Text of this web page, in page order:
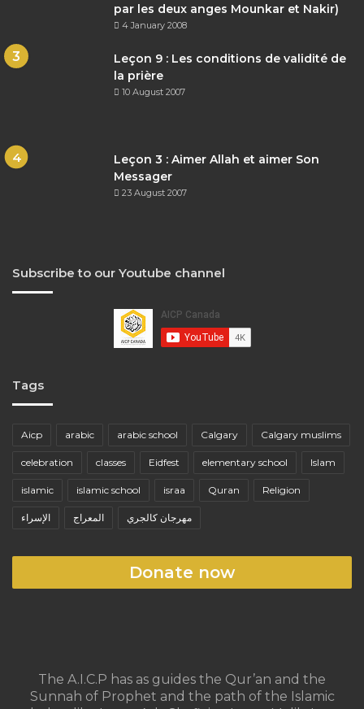
par les deux anges Mounkar et Nakir)
4 January 2008
Leçon 9 : Les conditions de validité de
la prière
10 August 2007
Leçon 3 : Aimer Allah et aimer Son
Messager
23 August 2007
Subscribe to our Youtube channel
Tags
Aicp arabic arabic school Calgary Calgary muslims
celebration classes Eidfest elementary school Islam
islamic islamic school israa Quran Religion
الإسراء المعراج مهرجان كالجري
Donate now
The A.I.C.P has as guides the Qur’an and the
Sunnah of Prophet and the path of the Islamic